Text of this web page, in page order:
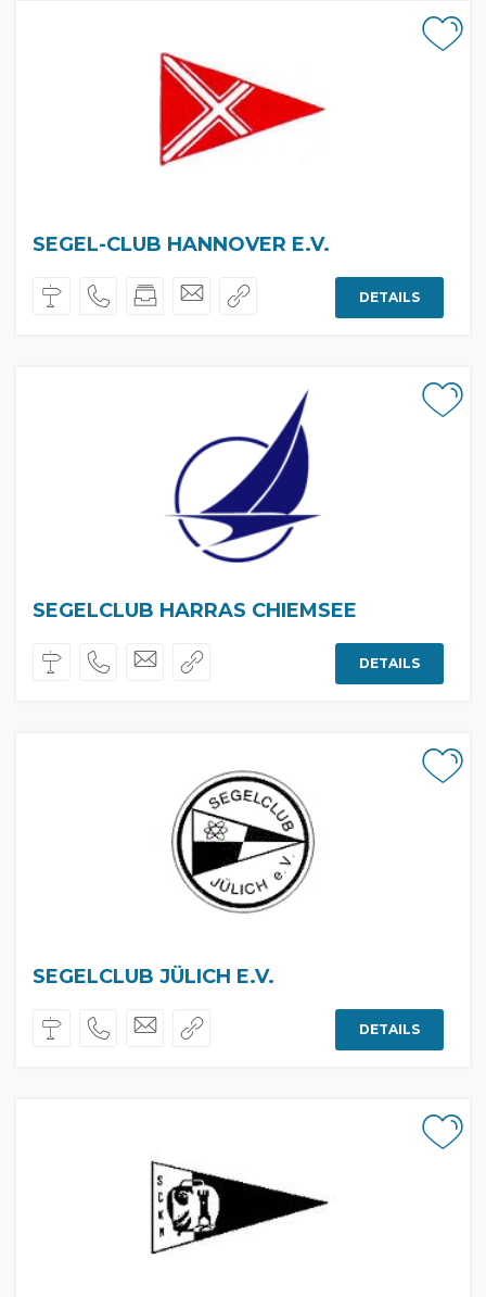
SEGEL-CLUB HANNOVER E.V.
DETAILS
SEGELCLUB HARRAS CHIEMSEE
DETAILS
SEGELCLUB JÜLICH E.V.
DETAILS